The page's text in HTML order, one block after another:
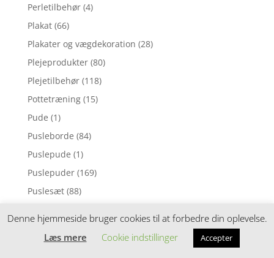
Perletilbehør (4)
Plakat (66)
Plakater og vægdekoration (28)
Plejeprodukter (80)
Plejetilbehør (118)
Pottetræning (15)
Pude (1)
Pusleborde (84)
Puslepude (1)
Puslepuder (169)
Puslesæt (88)
Pusletaske
Pusletasker (158)
Denne hjemmeside bruger cookies til at forbedre din oplevelse.
Læs mere
Cookie indstillinger Accepter